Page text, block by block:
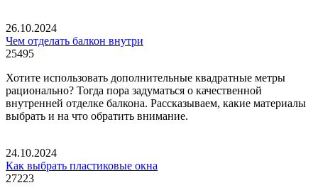
26.10.2024
Чем отделать балкон внутри
25495
Хотите использовать дополнительные квадратные метры
рационально? Тогда пора задуматься о качественной
внутренней отделке балкона. Рассказываем, какие материалы
выбрать и на что обратить внимание.
24.10.2024
Как выбрать пластиковые окна
27223